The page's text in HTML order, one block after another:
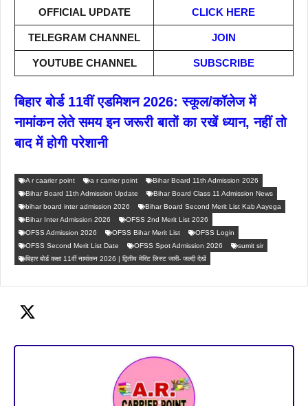
OFFICIAL UPDATE CLICK HERE
TELEGRAM CHANNEL JOIN
YOUTUBE CHANNEL SUBSCRIBE
बिहार बोर्ड 11वीं एडमिशन 2026: स्कूल/कॉलेज में
नामांकन लेते समय इन जरूरी बातों का रखें ध्यान, नहीं तो
बाद में होगी परेशानी
A r caarier point a r carrier point
Bihar Board 11th Admission 2026
Bihar Board 11th Admission Update
Bihar Board Class 11 Admission News
bihar board inter admission 2026
Bihar Board Second Merit List Kab Aayega
Bihar Inter Admission 2026
OFSS 2nd Merit List 2026
OFSS Admission 2026
OFSS Bihar Merit List
OFSS Login
OFSS Second Merit List Date
OFSS Spot Admission 2026
sumit sir
बिहार बोर्ड कक्षा 11वीं नामांकन 2026 | द्वितीय मेरिट लिस्ट जारी- जल्दी देखें